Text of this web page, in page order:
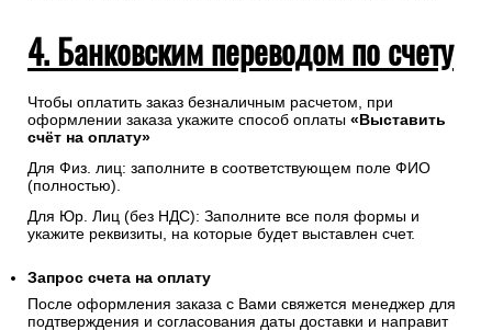
4. Банковским переводом по счету
Чтобы оплатить заказ безналичным расчетом, при
оформлении заказа укажите способ оплаты «Выставить
счёт на оплату»
Для Физ. лиц: заполните в соответствующем поле ФИО
(полностью).
Для Юр. Лиц (без НДС): Заполните все поля формы и
укажите реквизиты, на которые будет выставлен счет.
Запрос счета на оплату
После оформления заказа с Вами свяжется менеджер для
подтверждения и согласования даты доставки и направит